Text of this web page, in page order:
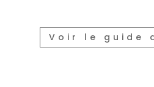
Voir le guide